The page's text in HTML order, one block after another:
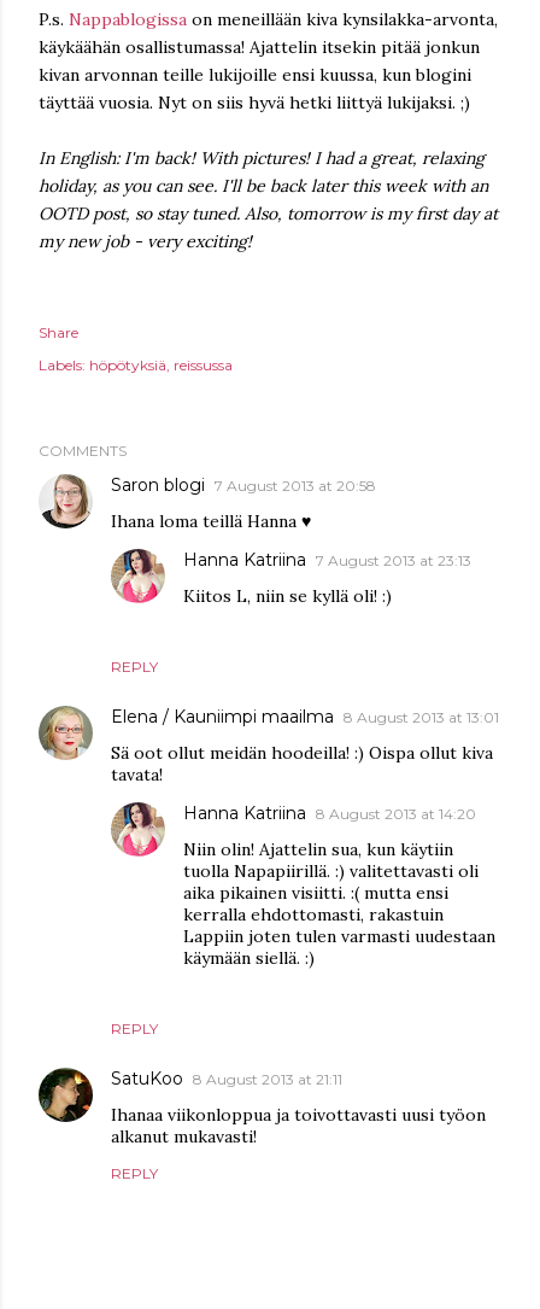
P.s. Nappablogissa on meneillään kiva kynsilakka-arvonta,
käykäähän osallistumassa! Ajattelin itsekin pitää jonkun
kivan arvonnan teille lukijoille ensi kuussa, kun blogini
täyttää vuosia. Nyt on siis hyvä hetki liittyä lukijaksi. ;)
In English: I'm back! With pictures! I had a great, relaxing
holiday, as you can see. I'll be back later this week with an
OOTD post, so stay tuned. Also, tomorrow is my first day at
my new job - very exciting!
Share
Labels: höpötyksiä reissussa
COMMENTS
Saron blogi 7 August 2013 at 20:58
Ihana loma teillä Hanna ♥
REPLY
Hanna Katriina 7 August 2013 at 23:13
Kiitos L, niin se kyllä oli! :)
Elena / Kauniimpi maailma 8 August 2013 at 13:01
Sä oot ollut meidän hoodeilla! :) Oispa ollut kiva
tavata!
REPLY
Hanna Katriina 8 August 2013 at 14:20
Niin olin! Ajattelin sua, kun käytiin
tuolla Napapiirillä. :) valitettavasti oli
aika pikainen visiitti. :( mutta ensi
kerralla ehdottomasti, rakastuin
Lappiin joten tulen varmasti uudestaan
käymään siellä. :)
SatuKoo 8 August 2013 at 21:11
Ihanaa viikonloppua ja toivottavasti uusi työon
alkanut mukavasti!
REPLY